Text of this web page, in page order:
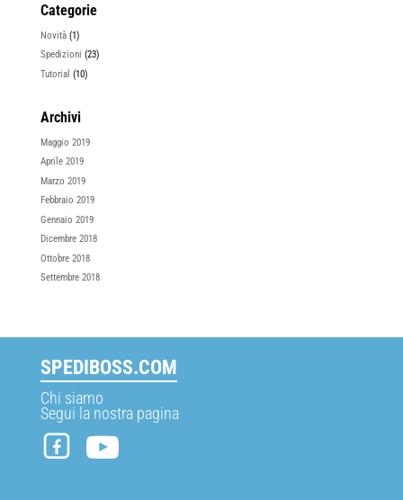
Categorie
Novità(1)
Spedizioni (23)
Tutorial (10)
Archivi
Maggio 2019
Aprile 2019
Marzo 2019
Febbraio 2019
Gennaio 2019
Dicembre 2018
Ottobre 2018
Settembre 2018
SPEDIBOSS.COM
Chi siamo
Segui la nostra pagina